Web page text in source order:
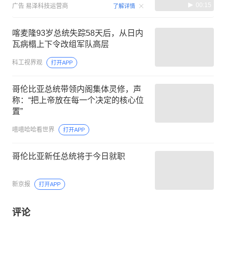
广告 易泽科技运营商 了解详情 00:15
喀麦隆93岁总统失踪58天后，从日内
瓦病榻上下令改组军队高层
科工视界观 打开APP
哥伦比亚总统带领内阁集体灵修，声
称：“把上帝放在每一个决定的核心位
置”
嘻嘻哈哈看世界 打开APP
哥伦比亚新任总统将于今日就职
新京报 打开APP
评论